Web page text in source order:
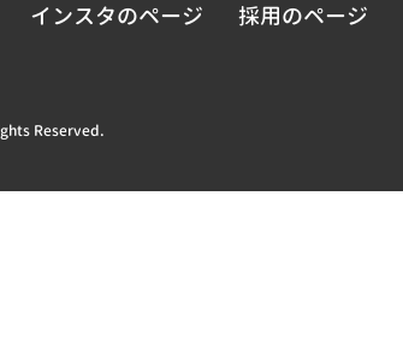
インスタのページ 採用のページ
Reserved.